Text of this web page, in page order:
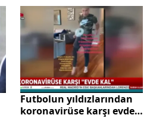
Futbolun yıldızlarından
koronavirüse karşı evde